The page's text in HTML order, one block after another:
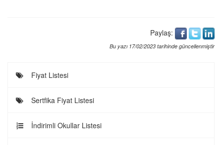
Paylaş:
Bu yazı 17/02/2023 tarihinde güncellenmiştir
Fiyat Listesi
Sertfika Fiyat Listesi
İndirimli Okullar Listesi